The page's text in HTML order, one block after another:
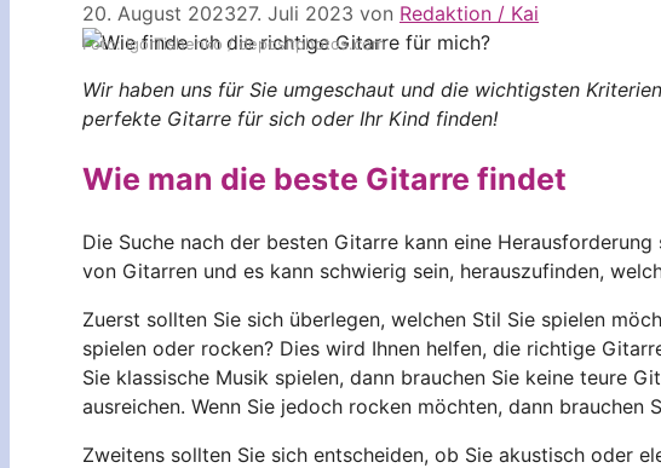
20. August 202327. Juli 2023 von Redaktion / Kai
Foto: IgorTishenko / depositphotos.com
Wir haben uns für Sie umgeschaut und die wichtigsten
perfekte Gitarre für sich oder Ihr Kind finden!
Wie man die beste Gitarre findet
Die Suche nach der besten Gitarre kann eine
von Gitarren und es kann schwierig sein, herauszufinden,
Zuerst sollten Sie sich überlegen, welchen Stil Sie spielen
spielen oder rocken? Dies wird Ihnen helfen, die richtige
Sie klassische Musik spielen, dann brauchen Sie keine teure
ausreichen. Wenn Sie jedoch rocken möchten, dann brauchen
Zweitens sollten Sie sich entscheiden, ob Sie akustisch oder